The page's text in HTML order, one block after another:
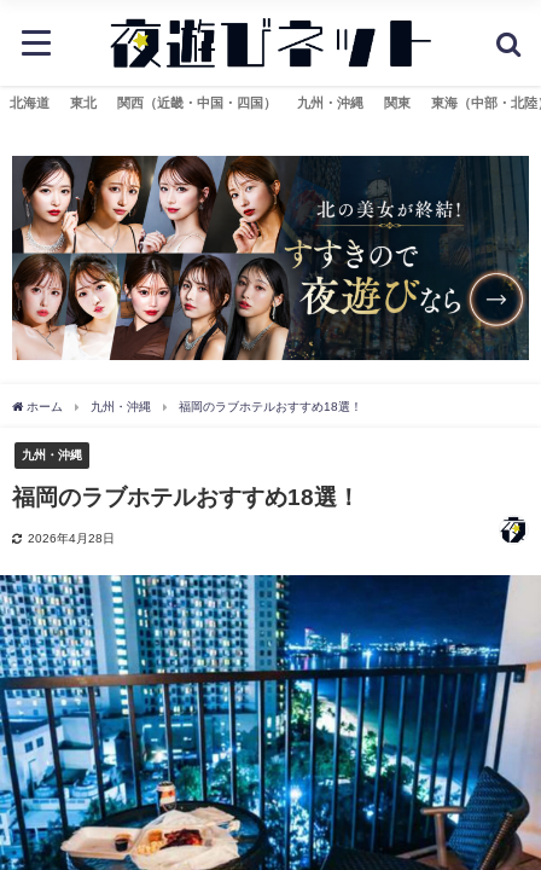
北海道 東北 関西（近畿・中国・四国） 九州・沖縄 関東 東海（中部・北陸
ホーム 九州・沖縄 福岡のラブホテルおすすめ18選！
九州・沖縄
福岡のラブホテルおすすめ18選！
2026年4月28日